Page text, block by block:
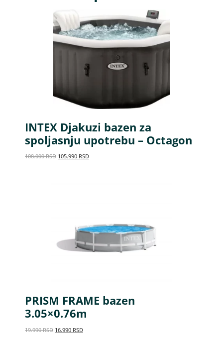
INTEX Djakuzi bazen za
spoljasnju upotrebu – Octagon
108.000RSD 105.990 RSD
PRISM FRAME bazen
3.05×0.76m
19.990RSD 16.990 RSD